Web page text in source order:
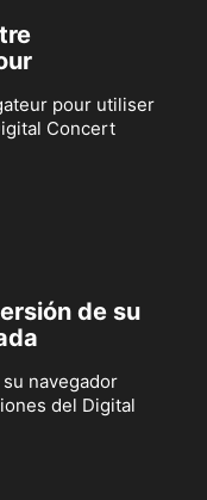
pour utiliser
Concert
de su
navegador
del Digital